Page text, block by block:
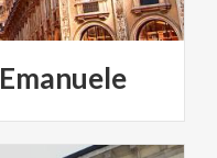
Emanuele